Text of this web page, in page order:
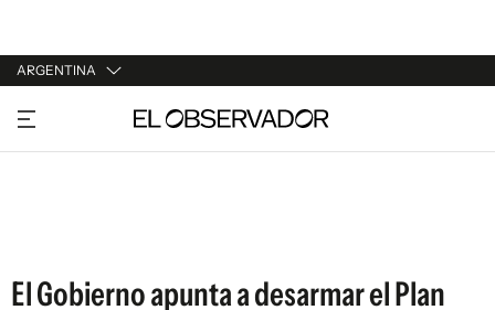
ARGENTINA
URUGUAY
ARGENTINA
El Gobierno apunta a desarmar el Plan